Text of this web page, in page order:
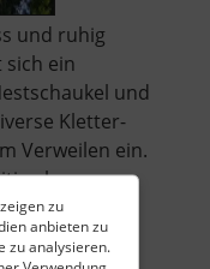
zu
anbieten zu
zu analysieren.
und ruhig
ein
und
Kletter-
Verweilen ein.
als
b.. »